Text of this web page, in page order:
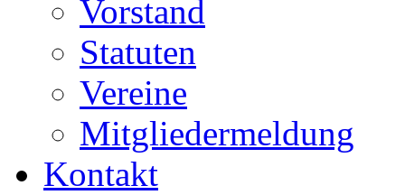
Vorstand
Statuten
Vereine
Mitgliedermeldung
Kontakt